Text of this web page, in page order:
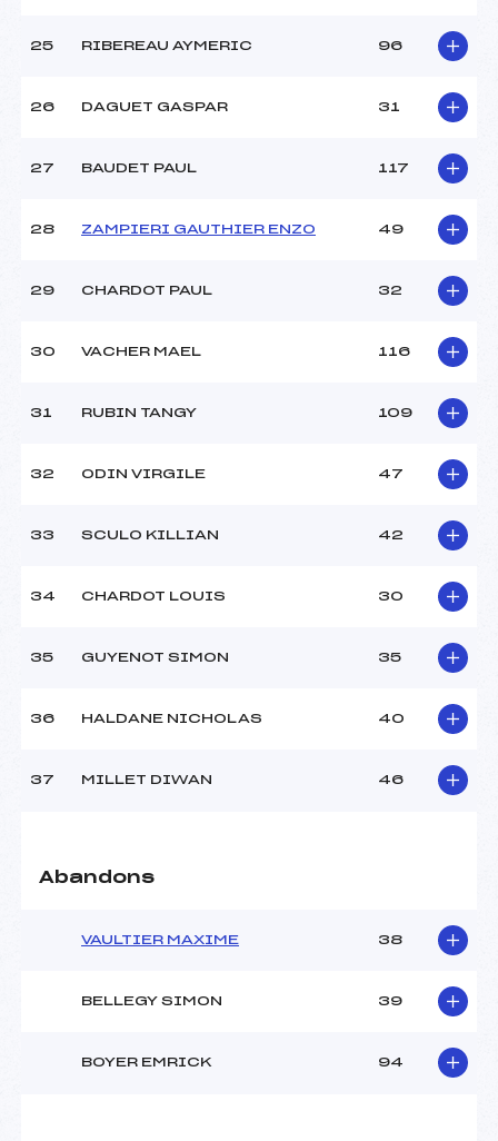
25 RIBEREAU AYMERIC 96
26 DAGUET GASPAR 31
27 BAUDET PAUL 117
28 ZAMPIERI GAUTHIER ENZO 49
29 CHARDOT PAUL 32
30 VACHER MAEL 116
31 RUBIN TANGY 109
32 ODIN VIRGILE 47
33 SCULO KILLIAN 42
34 CHARDOT LOUIS 30
35 GUYENOT SIMON 35
36 HALDANE NICHOLAS 40
37 MILLET DIWAN 46
Abandons
VAULTIER MAXIME 38
BELLEGY SIMON 39
BOYER EMRICK 94